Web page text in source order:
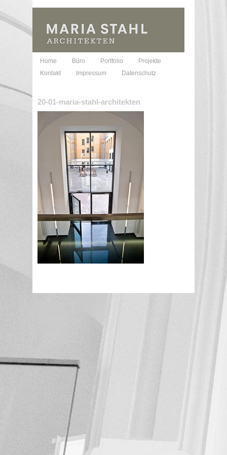
Home Büro Portfolio
Projekte
Kontakt
Impressum Datenschutz
20-01-maria-stahl-architekten